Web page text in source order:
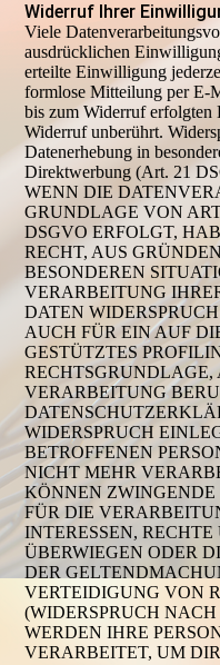
Widerruf Ihrer
Viele
ausdrücklichen
erteilte Einwilligung
formlose Mitteilung per E-
bis zum Widerruf erfolgten
Widerruf unberührt.
Datenerhebung in
Direktwerbung (Art. 21
WENN DIE
GRUNDLAGE VON
DSGVO ERFOLGT,
RECHT, AUS
BESONDEREN
VERARBEITUNG
DATEN
AUCH FÜR EIN AUF
GESTÜTZTES
RECHTSGRUNDLAGE,
VERARBEITUNG
WIDERSPRUCH
BETROFFENEN
NICHT MEHR
KÖNNEN
FÜR DIE
INTERESSEN,
ÜBERWIEGEN ODER
DER
VERTEIDIGUNG VON
(WIDERSPRUCH NACH
WERDEN IHRE
VERARBEITET, UM